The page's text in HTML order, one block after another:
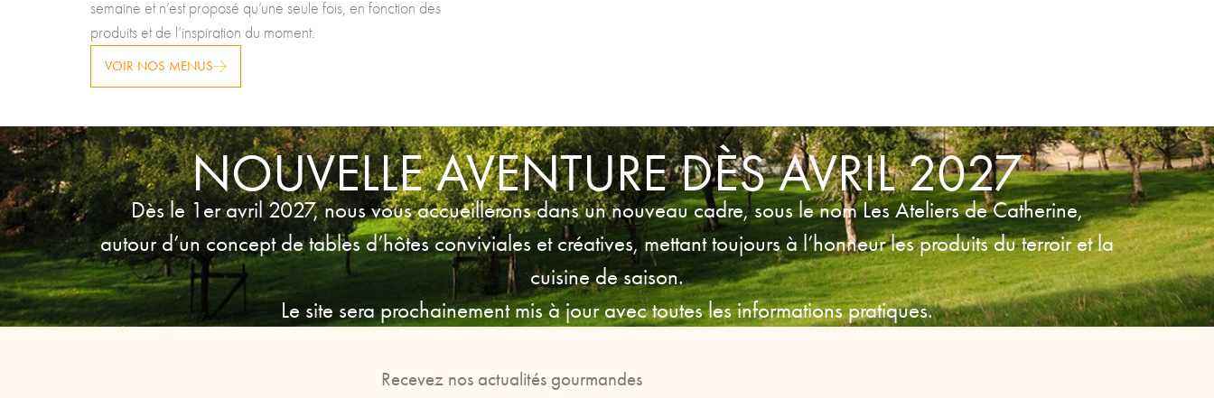
semaine et n’est proposé qu’une seule fois, en fonction des
produits et de l’inspiration du moment.
VOIR NOS MENUS
NOUVELLE AVENTURE DÈS AVRIL 2027
Dès le 1er avril 2027, nous vous accueillerons dans un nouveau cadre, sous le nom Les Ateliers de Catherine,
autour d’un concept de tables d’hôtes conviviales et créatives, mettant toujours à l’honneur les produits du terroir et la
cuisine de saison.
Le site sera prochainement mis à jour avec toutes les informations pratiques.
Recevez nos actualités gourmandes